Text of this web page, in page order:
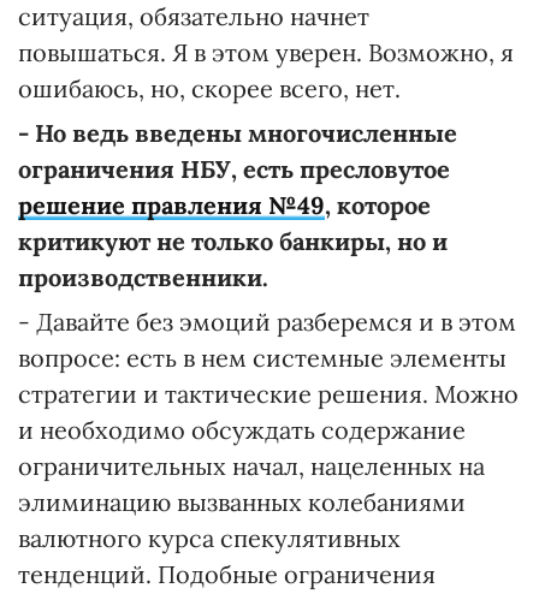
ситуация, обязательно начнет
повышаться. Я в этом уверен. Возможно, я
ошибаюсь, но, скорее всего, нет.
- Но ведь введены многочисленные
ограничения НБУ, есть пресловутое
решение правления №49, которое
критикуют не только банкиры, но и
производственники.
- Давайте без эмоций разберемся и в этом
вопросе: есть в нем системные элементы
стратегии и тактические решения. Можно
и необходимо обсуждать содержание
ограничительных начал, нацеленных на
элиминацию вызванных колебаниями
валютного курса спекулятивных
тенденций. Подобные ограничения